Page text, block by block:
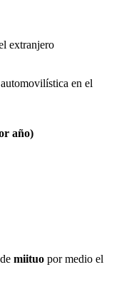
extranjero
en el
año)
miituo por medio el